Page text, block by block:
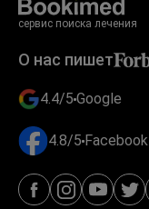
сервис поиска лечения
О нас пишет
4.4/5 Google
4.8/5 Facebook